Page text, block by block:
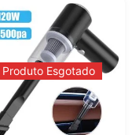
Produto Esgotado